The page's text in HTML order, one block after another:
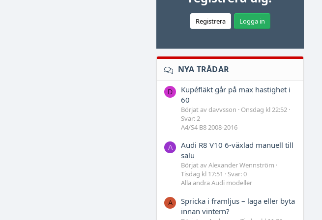
Registrera Logga in
NYA TRÅDAR
D
Kupéfläkt går på max hastighet i
60
Börjat av davvsson
Onsdag kl 22:52
Svar: 2
A4/S4 B8 2008-2016
A
Audi R8 V10 6-växlad manuell till
salu
Börjat av Alexander Wennström
Tisdag kl 17:51
Svar: 0
Alla andra Audi modeller
A
Spricka i framljus – laga eller byta
innan vintern?